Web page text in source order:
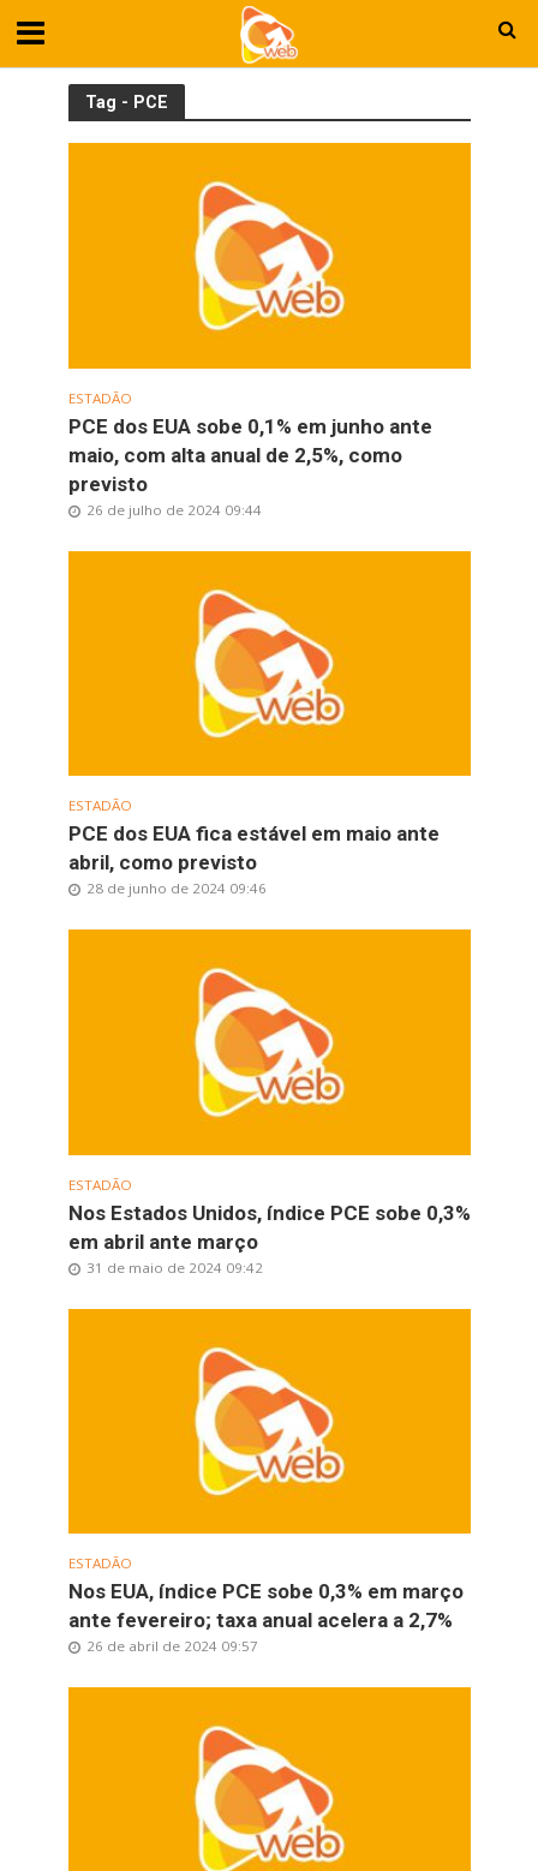
Tag - PCE
ESTADÃO
PCE dos EUA sobe 0,1% em junho ante
maio, com alta anual de 2,5%, como
previsto
26 de julho de 2024 09:44
ESTADÃO
PCE dos EUA fica estável em maio ante
abril, como previsto
28 de junho de 2024 09:46
ESTADÃO
Nos Estados Unidos, índice PCE sobe 0,3%
em abril ante março
31 de maio de 2024 09:42
ESTADÃO
Nos EUA, índice PCE sobe 0,3% em março
ante fevereiro; taxa anual acelera a 2,7%
26 de abril de 2024 09:57